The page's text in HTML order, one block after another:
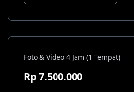
Foto & Video 4 Jam (1 Tempat)
Rp 7.500.000